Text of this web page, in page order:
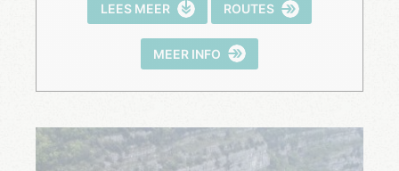
LEES MEER ROUTES
MEER INFO